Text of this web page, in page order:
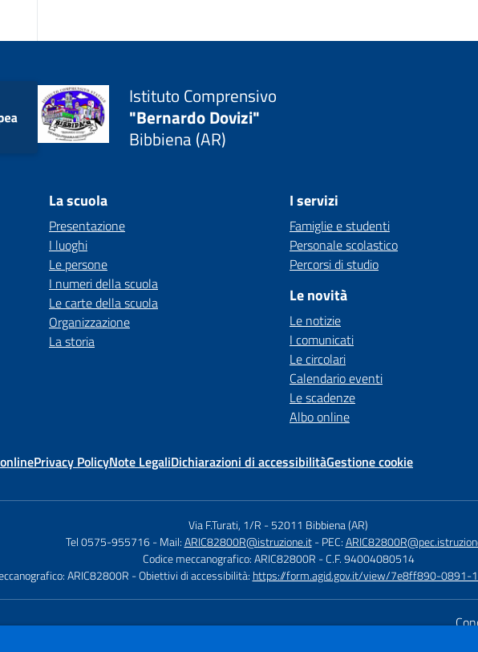
Istituto Comprensivo
"Bernardo Dovizi"
Bibbiena (AR)
La scuola
Presentazione
I luoghi
Le persone
I numeri della scuola
Le carte della scuola
Organizzazione
La storia
I servizi
Famiglie e studenti
Personale scolastico
Percorsi di studio
Le novità
Le notizie
I comunicati
Le circolari
Calendario eventi
Le scadenze
Albo online
Privacy PolicyNote LegaliDichiarazioni di accessibilitàGestione cookie
Via F.Turati, 1/R -52011 Bibbiena (AR)
Tel 0575-955716 - Mail:ARIC82800R@istruzione.it - PEC:
Codice meccanografico: ARIC82800R - C.F. 94004080514
ARIC82800R - Obiettivi di accessibilità: https://form.agid.gov.it/view/7e8ff890-